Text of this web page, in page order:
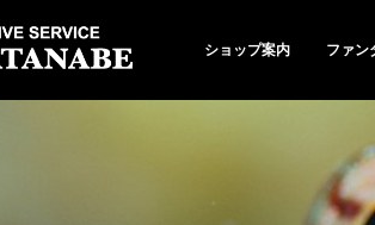
ショップ案内 ファン